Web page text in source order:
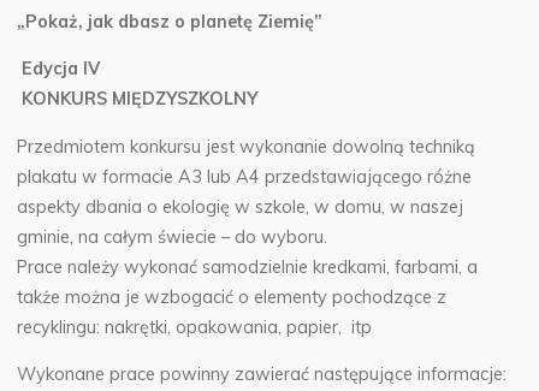
„Pokaż, jak dbasz o planetę Ziemię”
Edycja IV
KONKURS MIĘDZYSZKOLNY
Przedmiotem konkursu jest wykonanie dowolną techniką
plakatu w formacie A3 lub A4 przedstawiającego różne
aspekty dbania o ekologię w szkole, w domu, w naszej
gminie, na całym świecie – do wyboru.
Prace należy wykonać samodzielnie kredkami, farbami, a
także można je wzbogacić o elementy pochodzące z
recyklingu: nakrętki, opakowania, papier, itp
Wykonane prace powinny zawierać następujące informacje: